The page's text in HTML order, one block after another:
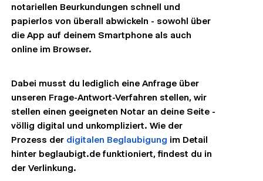
notariellen Beurkundungen schnell und
papierlos von überall abwickeln - sowohl über
die App auf deinem Smartphone als auch
online im Browser.
Dabei musst du lediglich eine Anfrage über
unseren Frage-Antwort-Verfahren stellen, wir
stellen einen geeigneten Notar an deine Seite -
völlig digital und unkompliziert. Wie der
Prozess der digitalen Beglaubigung im Detail
hinter beglaubigt.de funktioniert, findest du in
der Verlinkung.